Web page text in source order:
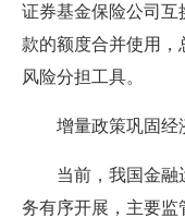
证券基金保险公司
款的额度合并使用，
风险分担工具。
增量政策巩固经
当前，我国金融
务有序开展，主要监